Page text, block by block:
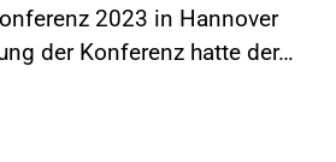
2023 in Hannover
der Konferenz hatte der…